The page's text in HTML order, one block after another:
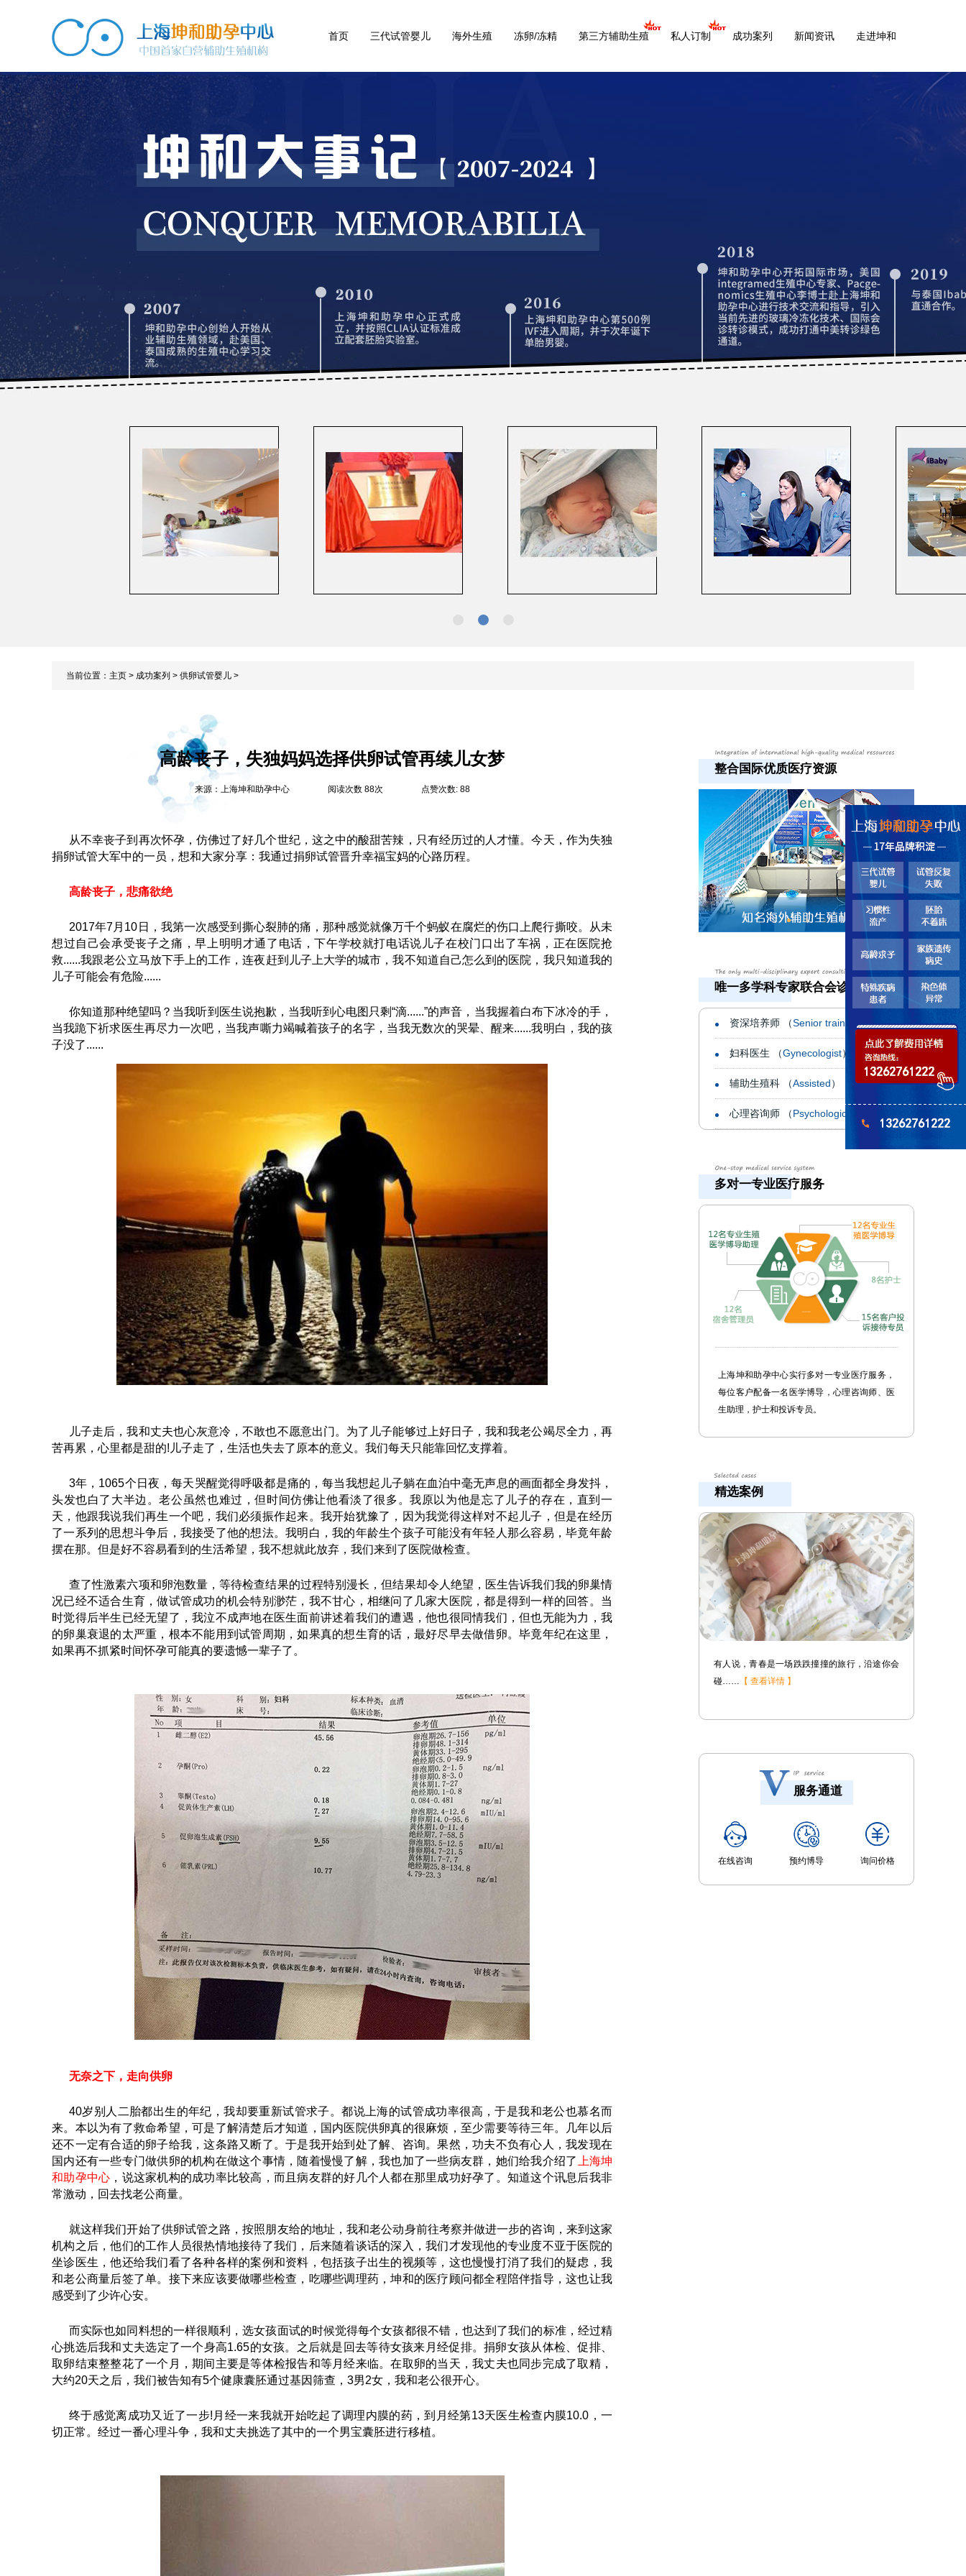
首页 三代试管婴儿 海外生殖 冻卵/冻精 第三方辅助生殖 私人订制 成功案列 新闻资讯 走进坤和
当前位置： 主页 > 成功案列 > 供卵试管婴儿 >
高龄丧子，失独妈妈选择供卵试管再续儿女梦
来源：上海坤和助孕中心 阅读次数 88次 点赞次数: 88
从不幸丧子到再次怀孕，仿佛过了好几个世纪，这之中的酸甜苦辣，只有经历过的人才懂。今天，作为失独
捐卵试管大军中的一员，想和大家分享：我通过捐卵试管晋升幸福宝妈的心路历程。
高龄丧子，悲痛欲绝
2017年7月10日，我第一次感受到撕心裂肺的痛，那种感觉就像万千个蚂蚁在腐烂的伤口上爬行撕咬。从未
想过自己会承受丧子之痛，早上明明才通了电话，下午学校就打电话说儿子在校门口出了车祸，正在医院抢
救......我跟老公立马放下手上的工作，连夜赶到儿子上大学的城市，我不知道自己怎么到的医院，我只知道我的
儿子可能会有危险......
你知道那种绝望吗？当我听到医生说抱歉，当我听到心电图只剩“滴......”的声音，当我握着白布下冰冷的手，
当我跪下祈求医生再尽力一次吧，当我声嘶力竭喊着孩子的名字，当我无数次的哭晕、醒来......我明白，我的孩
子没了......
儿子走后，我和丈夫也心灰意冷，不敢也不愿意出门。为了儿子能够过上好日子，我和我老公竭尽全力，再
苦再累，心里都是甜的!儿子走了，生活也失去了原本的意义。我们每天只能靠回忆支撑着。
3年，1065个日夜，每天哭醒觉得呼吸都是痛的，每当我想起儿子躺在血泊中毫无声息的画面都全身发抖，
头发也白了大半边。老公虽然也难过，但时间仿佛让他看淡了很多。我原以为他是忘了儿子的存在，直到一
天，他跟我说我们再生一个吧，我们必须振作起来。我开始犹豫了，因为我觉得这样对不起儿子，但是在经历
了一系列的思想斗争后，我接受了他的想法。我明白，我的年龄生个孩子可能没有年轻人那么容易，毕竟年龄
摆在那。但是好不容易看到的生活希望，我不想就此放弃，我们来到了医院做检查。
查了性激素六项和卵泡数量，等待检查结果的过程特别漫长，但结果却令人绝望，医生告诉我们我的卵巢情
况已经不适合生育，做试管成功的机会特别渺茫，我不甘心，相继问了几家大医院，都是得到一样的回答。当
时觉得后半生已经无望了，我泣不成声地在医生面前讲述着我们的遭遇，他也很同情我们，但也无能为力，我
的卵巢衰退的太严重，根本不能用到试管周期，如果真的想生育的话，最好尽早去做借卵。毕竟年纪在这里，
如果再不抓紧时间怀孕可能真的要遗憾一辈子了。
无奈之下，走向供卵
40岁别人二胎都出生的年纪，我却要重新试管求子。都说上海的试管成功率很高，于是我和老公也慕名而
来。本以为有了救命希望，可是了解清楚后才知道，国内医院供卵真的很麻烦，至少需要等待三年。几年以后
还不一定有合适的卵子给我，这条路又断了。于是我开始到处了解、咨询。果然，功夫不负有心人，我发现在
国内还有一些专门做供卵的机构在做这个事情，随着慢慢了解，我也加了一些病友群，她们给我介绍了
上海坤
和助孕中心 ，说这家机构的成功率比较高，而且病友群的好几个人都在那里成功好孕了。知道这个讯息后我非
常激动，回去找老公商量。
就这样我们开始了供卵试管之路，按照朋友给的地址，我和老公动身前往考察并做进一步的咨询，来到这家
机构之后，他们的工作人员很热情地接待了我们，后来随着谈话的深入，我们才发现他的专业度不亚于医院的
坐诊医生，他还给我们看了各种各样的案例和资料，包括孩子出生的视频等，这也慢慢打消了我们的疑虑，我
和老公商量后签了单。接下来应该要做哪些检查，吃哪些调理药，坤和的医疗顾问都全程陪伴指导，这也让我
感受到了少许心安。
而实际也如同料想的一样很顺利，选女孩面试的时候觉得每个女孩都很不错，也达到了我们的标准，经过精
心挑选后我和丈夫选定了一个身高1.65的女孩。之后就是回去等待女孩来月经促排。捐卵女孩从体检、促排、
取卵结束整整花了一个月，期间主要是等体检报告和等月经来临。在取卵的当天，我丈夫也同步完成了取精，
大约20天之后，我们被告知有5个健康囊胚通过基因筛查，3男2女，我和老公很开心。
终于感觉离成功又近了一步!月经一来我就开始吃起了调理内膜的药，到月经第13天医生检查内膜10.0，一
切正常。经过一番心理斗争，我和丈夫挑选了其中的一个男宝囊胚进行移植。
整合国际优质医疗资源
唯一多学科专家联合会诊机构
资深培养师 （Senior trainers）
妇科医生 （Gynecologist）
辅助生殖科 （Assisted）
心理咨询师 （Psychological
多对一专业医疗服务
上海坤和助孕中心实行多对一专业医疗服务，
每位客户配备一名医学博导，心理咨询师、医
生助理，护士和投诉专员。
精选案例
心脏病，相信很多人都不陌生，确实，医学发达
了……
【 查看详情 】
服务通道
在线咨询 预约博导 询问价格